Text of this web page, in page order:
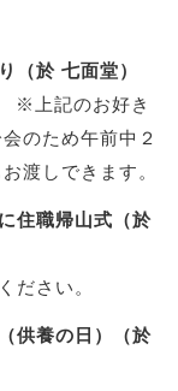
（於 七面堂）
※上記のお好き
のため午前中２
渡しできます。
住職帰山式（於
ださい。
供養の日）（於